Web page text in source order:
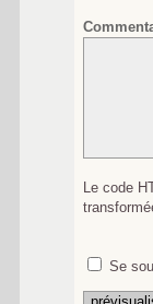
Le code
Se